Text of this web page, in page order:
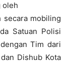
oleh
secara mobiling
Satuan Polisi
Tim dari
Dishub Kota